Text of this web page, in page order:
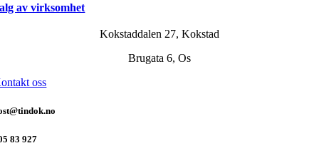
av virksomhet
Kokstaddalen 27, Kokstad
Brugata 6, Os
oss
83 927